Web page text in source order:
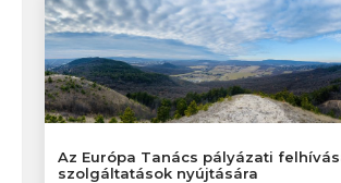
Az Európa Tanács pályázati
szolgáltatások nyújtására